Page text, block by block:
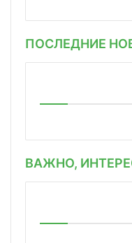
ПОСЛЕДНИЕ
ВАЖНО,